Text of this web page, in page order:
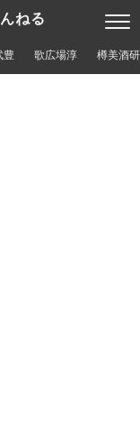
ねる
豊 歌広場淳 樽美酒